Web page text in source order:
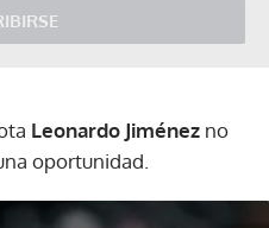
Leonardo Jiménez no
oportunidad.